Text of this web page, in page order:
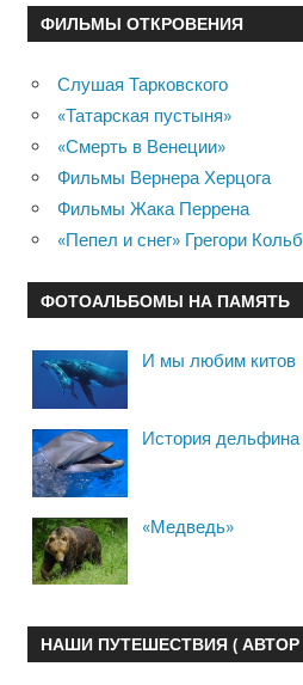
ФИЛЬМЫ ОТКРОВЕНИЯ
Слушая Тарковского
«Татарская пустыня»
«Смерть в Венеции»
Фильмы Вернера Херцога
Фильмы Жака Перрена
«Пепел и снег» Грегори
ФОТОАЛЬБОМЫ НА ПАМЯТЬ
И мы любим китов
История дельфина
«Медведь»
НАШИ ПУТЕШЕСТВИЯ ( АВТОР